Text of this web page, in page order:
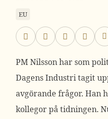
EU
PM Nilsson har som
Dagens Industri tagit
avgörande frågor. Han
kollegor på tidningen.